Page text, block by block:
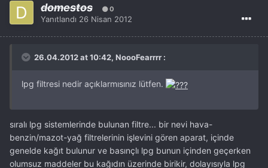
domestos 0
Yanıtlandı 26 Nisan 2012
26.04.2012 at 10:42, NoooFearrrr :
lpg filtresi nedir açıklarmısınız lütfen.
sıralı lpg sistemlerinde bulunan filtre... bir nevi hava-
benzin/mazot-yağ filtrelerinin işlevini gören aparat, içinde
genelde kağıt bulunur ve basınçlı lpg bunun içinden geçerken
olumsuz maddeler bu kağıdın üzerinde birikir, dolayısıyla lpg